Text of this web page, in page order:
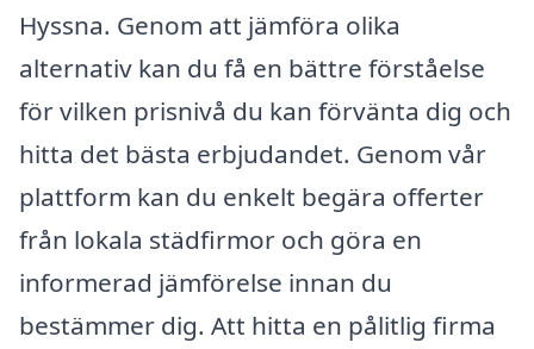
Hyssna. Genom att jämföra olika
alternativ kan du få en bättre förståelse
för vilken prisnivå du kan förvänta dig och
hitta det bästa erbjudandet. Genom vår
plattform kan du enkelt begära offerter
från lokala städfirmor och göra en
informerad jämförelse innan du
bestämmer dig. Att hitta en pålitlig firma